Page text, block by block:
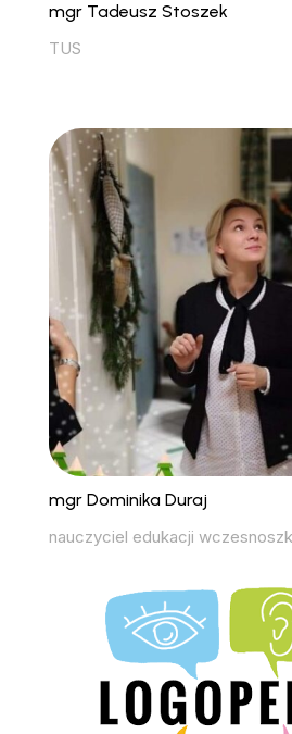
mgr Tadeusz Stoszek
TUS
mgr Dominika Duraj
nauczyciel edukacji